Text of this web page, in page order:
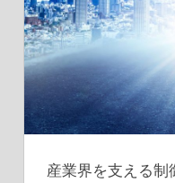
産業界を支える